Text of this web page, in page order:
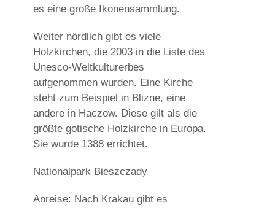
es eine große Ikonensammlung.
Weiter nördlich gibt es viele
Holzkirchen, die 2003 in die Liste des
Unesco-Weltkulturerbes
aufgenommen wurden. Eine Kirche
steht zum Beispiel in Blizne, eine
andere in Haczow. Diese gilt als die
größte gotische Holzkirche in Europa.
Sie wurde 1388 errichtet.
Nationalpark Bieszczady
Anreise: Nach Krakau gibt es